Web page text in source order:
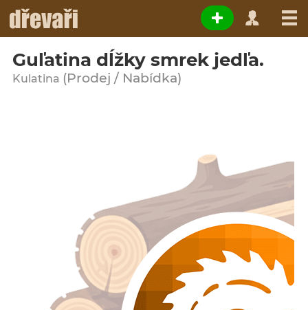
Guľatina dĺžky smrek jedľa.
Kulatina (Prodej / Nabídka)